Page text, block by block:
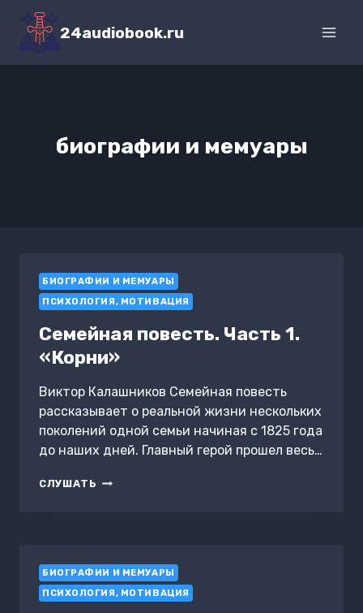
Перейти
содержимому
24audiobook.ru
биографии и мемуары
БИОГРАФИИ И МЕМУАРЫ
ПСИХОЛОГИЯ, МОТИВАЦИЯ
Семейная повесть. Часть 1.
«Корни»
Виктор Калашников Семейная повесть
рассказывает о реальной жизни нескольких
поколений одной семьи начиная с 1825 года
до наших дней. Главный герой прошел весь…
СЛУШАТЬ СЕМЕЙНАЯ
БИОГРАФИИ И МЕМУАРЫ
ПСИХОЛОГИЯ, МОТИВАЦИЯ